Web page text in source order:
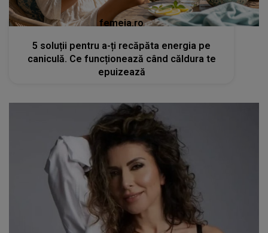
femeia.ro
5 soluții pentru a-ți recăpăta energia pe
caniculă. Ce funcționează când căldura te
epuizează